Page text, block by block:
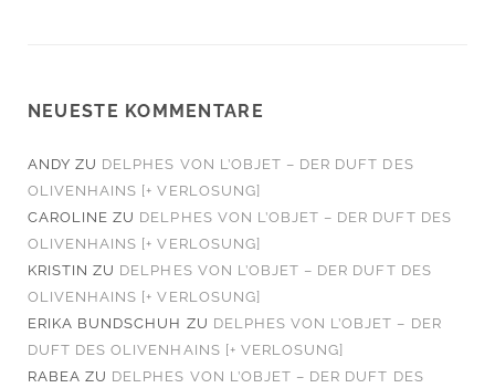
NEUESTE KOMMENTARE
ANDY ZU DELPHES VON L’OBJET – DER DUFT DES
OLIVENHAINS [+ VERLOSUNG]
CAROLINE ZU DELPHES VON L’OBJET – DER DUFT DES
OLIVENHAINS [+ VERLOSUNG]
KRISTIN ZU DELPHES VON L’OBJET – DER DUFT DES
OLIVENHAINS [+ VERLOSUNG]
ERIKA BUNDSCHUH ZU DELPHES VON L’OBJET – DER
DUFT DES OLIVENHAINS [+ VERLOSUNG]
RABEA ZU DELPHES VON L’OBJET – DER DUFT DES